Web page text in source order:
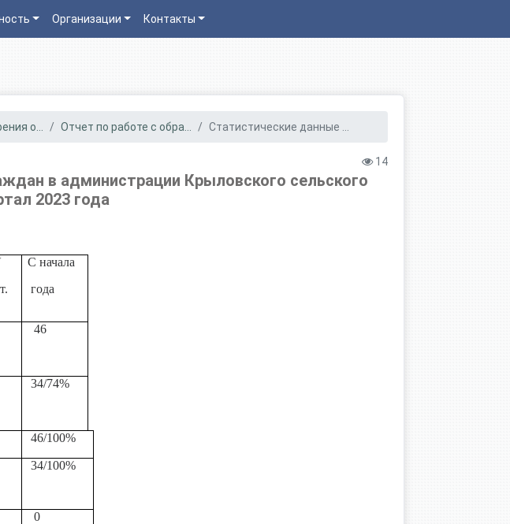
Организации Контакты
о... Отчет по работе с обра... Статистические данные ...
14
в администрации Крыловского сельского
2023 года
С начала
года
46
34/74%
46/100%
34/100%
0